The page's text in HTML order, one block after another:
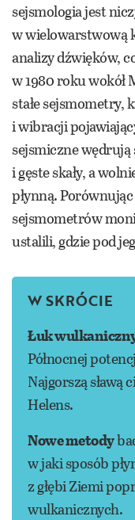
sejsmologia jest
w wielowarstwową
analizy dźwięków,
w 1980 roku wokół
stałe sejsmometry,
i wibracji
sejsmiczne wędrują
i gęste skały, a
płynną.
sejsmometrów
ustalili, gdzie pod
W SKRÓCIE
Łuk
Północnej
Najgorszą sławą
Helens.
Nowe metody
w jaki sposób
z głębi Ziemi
wulkanicznych.